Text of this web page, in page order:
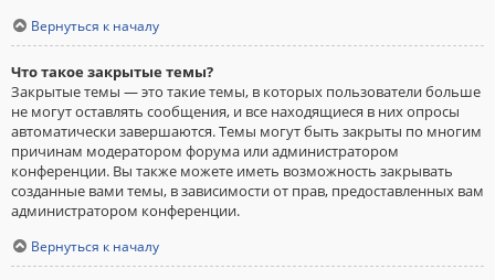
Вернуться к началу
Что такое закрытые темы?
Закрытые темы — это такие темы, в которых пользователи больше
не могут оставлять сообщения, и все находящиеся в них опросы
автоматически завершаются. Темы могут быть закрыты по многим
причинам модератором форума или администратором
конференции. Вы также можете иметь возможность закрывать
созданные вами темы, в зависимости от прав, предоставленных вам
администратором конференции.
Вернуться к началу